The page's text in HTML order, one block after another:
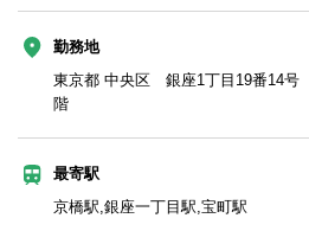
勤務地
東京都 中央区 銀座1丁目19番14
階
最寄駅
京橋駅,銀座一丁目駅,宝町駅